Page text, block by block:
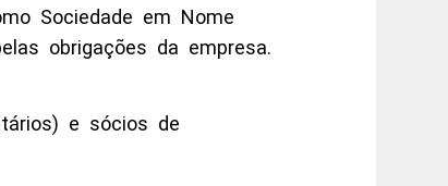
Sociedade em Nome
obrigações da empresa.
e sócios de